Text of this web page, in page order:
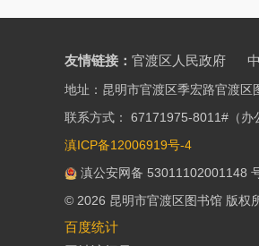
友情链接： 官渡区人民政府
地址：昆明市官渡区季宏路官渡区
联系方式： 67171975-8011#（办
滇ICP备12006919号-4
滇公安网备 53011102001148
© 2026 昆明市官渡区图书馆 版权
百度统计